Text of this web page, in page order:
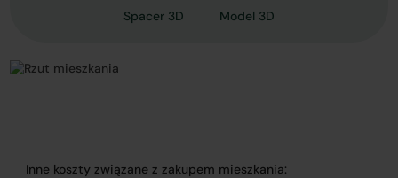
Spacer 3D Model 3D
Inne koszty związane z zakupem mieszkania: